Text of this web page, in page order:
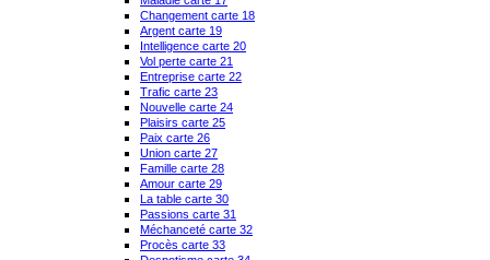
Changement carte 18
Argent carte 19
Intelligence carte 20
Vol perte carte 21
Entreprise carte 22
Trafic carte 23
Nouvelle carte 24
Plaisirs carte 25
Paix carte 26
Union carte 27
Famille carte 28
Amour carte 29
La table carte 30
Passions carte 31
Méchanceté carte 32
Procès carte 33